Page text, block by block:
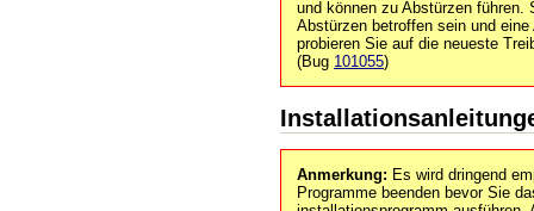
und können zu Abstürzen führen.
Abstürzen betroffen sein und
probieren Sie auf die neueste
(Bug 101055)
Anmerkung: Es wird dringend
Programme beenden bevor Sie